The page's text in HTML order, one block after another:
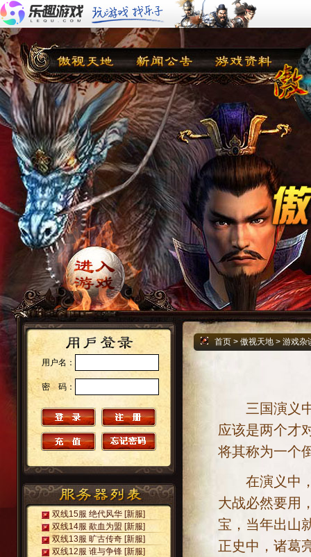
用户名：
密 码：
双线15服 绝代风华 [新服]
双线14服 歃血为盟 [新服]
双线13服 旷古传奇 [新服]
双线12服 谁与争锋 [新服]
首页 > 傲视天地 > 游戏杂
三国演义中
应该是两个才
将其称为一个
在演义中，
大战必然要用
宝，当年出山
正史中，诸葛